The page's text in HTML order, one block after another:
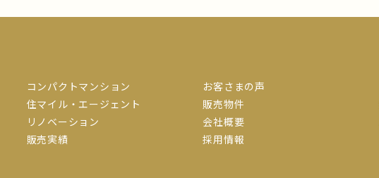
コンパクトマンション
住マイル・エージェント
リノベーション
販売実績
お客さまの声
販売物件
会社概要
採用情報